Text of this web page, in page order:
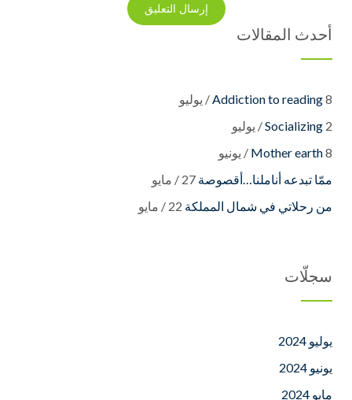
أحدث المقالات
Addiction to reading8 / يوليو
Socializing 2 / يوليو
Mother earth8 / يونيو
27 / مايو
22 / مايو
سجلّات
يوليو 2024
يونيو 2024
مايو 2024